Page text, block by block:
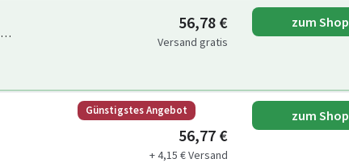
56,78 €
Versand gratis
zum Shop
Günstigstes Angebot
56,77 €
+ 4,15 € Versand
zum Shop